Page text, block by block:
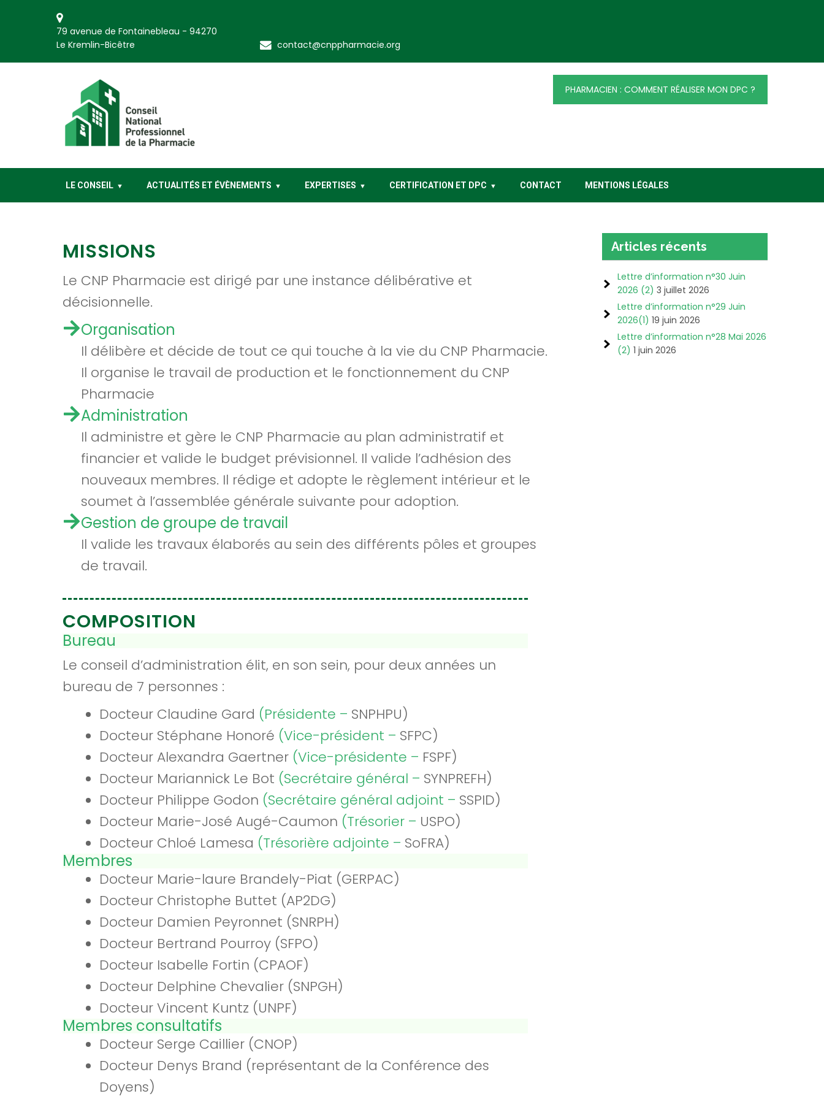
79 avenue de Fontainebleau - 94270
Le Kremlin-Bicêtre
contact@cnppharmacie.org
CNP Pharmacie
PHARMACIEN : COMMENT RÉALISER MON DPC ?
LE CONSEIL ACTUALITÉS ET ÉVÈNEMENTS EXPERTISES CERTIFICATION ET DPC CONTACT MENTIONS LÉGALES
MISSIONS
Le CNP Pharmacie est dirigé par une instance délibérative et
décisionnelle.
Organisation
Il délibère et décide de tout ce qui touche à la vie du CNP Pharmacie.
Il organise le travail de production et le fonctionnement du CNP
Pharmacie
Administration
Il administre et gère le CNP Pharmacie au plan administratif et
financier et valide le budget prévisionnel. Il valide l’adhésion des
nouveaux membres. Il rédige et adopte le règlement intérieur et le
soumet à l’assemblée générale suivante pour adoption.
Gestion de groupe de travail
Il valide les travaux élaborés au sein des différents pôles et groupes
de travail.
COMPOSITION
Bureau
Le conseil d’administration élit, en son sein, pour deux années un
bureau de 7 personnes :
Docteur Claudine Gard (Présidente – SNPHPU)
Docteur Stéphane Honoré (Vice-président – SFPC)
Docteur Alexandra Gaertner (Vice-présidente – FSPF)
Docteur Mariannick Le Bot (Secrétaire général – SYNPREFH)
Docteur Philippe Godon (Secrétaire général adjoint – SSPID)
Docteur Marie-José Augé-Caumon (Trésorier – USPO)
Docteur Chloé Lamesa (Trésorière adjointe – SoFRA)
Membres
Docteur Marie-laure Brandely-Piat (GERPAC)
Docteur Christophe Buttet (AP2DG)
Docteur Damien Peyronnet (SNRPH)
Docteur Bertrand Pourroy (SFPO)
Docteur Isabelle Fortin (CPAOF)
Docteur Delphine Chevalier (SNPGH)
Docteur Vincent Kuntz (UNPF)
Membres consultatifs
Docteur Serge Caillier (CNOP)
Docteur Denys Brand (représentant de la Conférence des
Doyens)
Articles récents
Lettre d’information n°30 Juin
2026 (2) 3 juillet 2026
Lettre d’information n°29 Juin
2026(1) 19 juin 2026
Lettre d’information n°28 Mai 2026
(2) 1 juin 2026